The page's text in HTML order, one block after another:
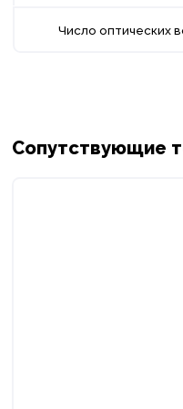
Число оптических
Сопутствующие